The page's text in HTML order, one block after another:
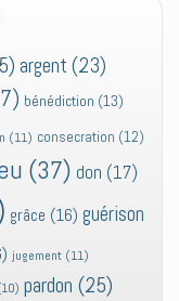
argent (23)
bénédiction (13)
(11) consecration (12)
(37) don (17)
grâce (16) guérison
jugement (11)
pardon (25)